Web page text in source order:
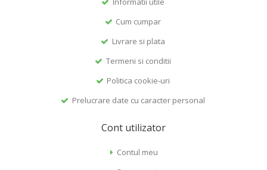
Cum cumpar
Livrare si plata
Termeni si conditii
Politica cookie-uri
Prelucrare date cu caracter personal
Cont utilizator
Contul meu